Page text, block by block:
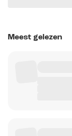
Meest gelezen